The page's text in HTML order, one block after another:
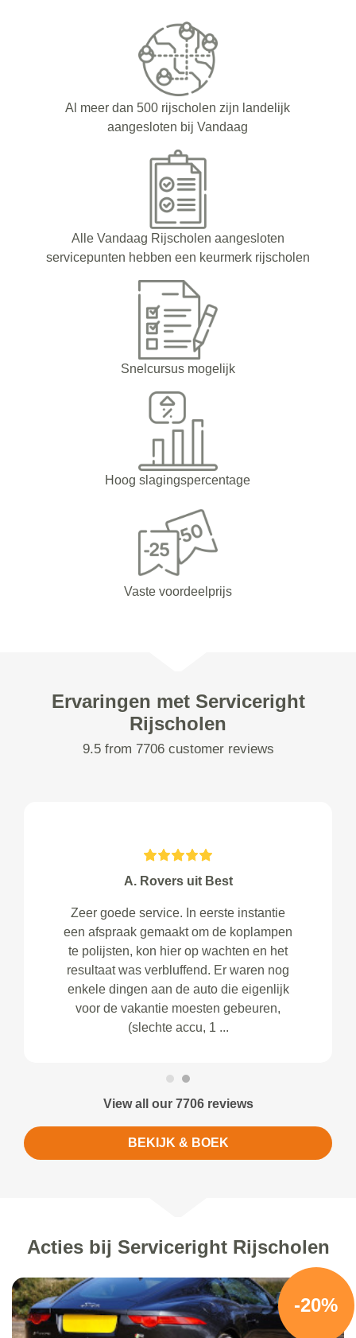
Al meer dan 500 rijscholen zijn landelijk
aangesloten bij Vandaag
Alle Vandaag Rijscholen aangesloten
servicepunten hebben een keurmerk rijscholen
Snelcursus mogelijk
Hoog slagingspercentage
Vaste voordeelprijs
Ervaringen met Serviceright
Rijscholen
9.5 from 7706 customer reviews
A. Rovers uit Best
Zeer goede service. In eerste instantie
een afspraak gemaakt om de koplampen
te polijsten, kon hier op wachten en het
resultaat was verbluffend. Er waren nog
enkele dingen aan de auto die eigenlijk
voor de vakantie moesten gebeuren,
(slechte accu, 1 ...
View all our 7706 reviews
BEKIJK & BOEK
Acties bij Serviceright Rijscholen
-20%